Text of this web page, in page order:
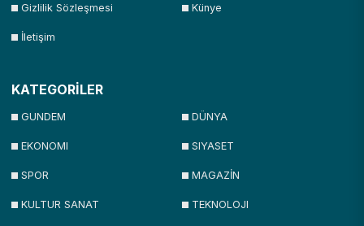
Gizlilik Sözleşmesi Künye
İletişim
KATEGORİLER
GUNDEM DÜNYA
EKONOMI SIYASET
SPOR MAGAZİN
KULTUR SANAT TEKNOLOJI